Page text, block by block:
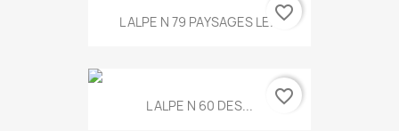
L ALPE N 79 PAYSAGES LE...favorite_border
L ALPE N 60 DES... favorite_border